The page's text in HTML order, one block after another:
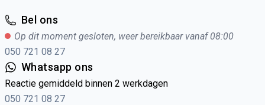
Bel ons
Op dit moment gesloten, weer bereikbaar vanaf 08:00
050 721 08 27
Whatsapp ons
Reactie gemiddeld binnen 2 werkdagen
050 721 08 27